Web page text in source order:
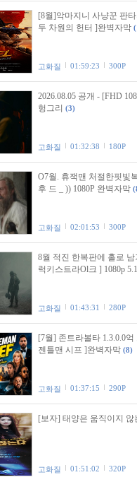
[8월]악마지니 사냥꾼 판
두 차원의 헌터 ]완벽자막
고화질 01:59:23 300P
2026.08.05 공개 - [FHD
헝그리 (3)
고화질 01:32:38 180P
O7월. 휴잭맨 처절한핏빛
후 드 _ )) 1080P 완벽자막
고화질 02:01:53 300P
8월 적진 한복판에 홀로
럭키스트라Ol크 ] 1080p
고화질 01:43:31 280P
[7월] 존트라볼타 1.3.0.0
젠틀맨 시프 ]완벽자막 (8)
고화질 01:37:15 290P
[보자] 태양은 움직이지 않
고화질 01:51:02 320P